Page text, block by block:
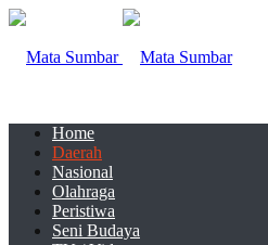
Home
Daerah
Nasional
Olahraga
Peristiwa
Seni Budaya